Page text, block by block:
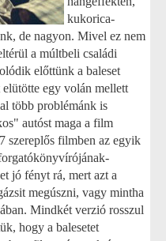
kukorica-
de nagyon. Mivel ez nem
a múltbeli családi
előttünk a baleset
egy volán mellett
több problémánk is
autóst maga a film
szereplős filmben az egyik
jó fényt rá, mert azt a
megúszni, vagy mintha
Mindkét verzió rosszul
hogy a balesetet